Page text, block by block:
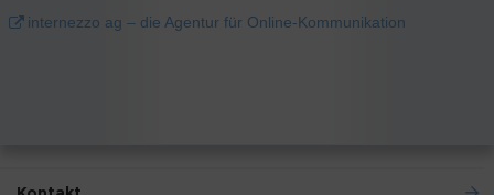
internezzo ag – die Agentur für Online-Kommunikation